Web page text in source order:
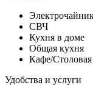
СВЧ
Кухня в доме
Общая кухня
Кафе/Столовая
Удобства и услуги